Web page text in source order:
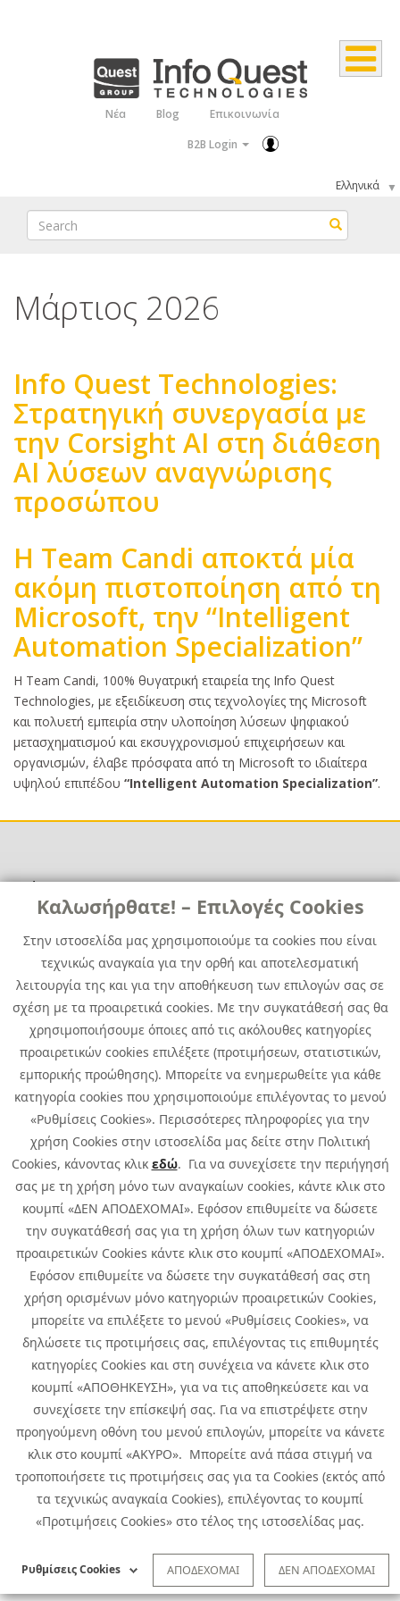
Καλωσήρθατε! – Επιλογές Cookies
Στην ιστοσελίδα μας χρησιμοποιούμε τα cookies που είναι
τεχνικώς αναγκαία για την ορθή και αποτελεσματική
λειτουργία της και για την αποθήκευση των επιλογών σας σε
σχέση με τα προαιρετικά cookies. Με την συγκατάθεσή σας θα
χρησιμοποιήσουμε όποιες από τις ακόλουθες κατηγορίες
προαιρετικών cookies επιλέξετε (προτιμήσεων, στατιστικών,
εμπορικής προώθησης). Μπορείτε να ενημερωθείτε για κάθε
κατηγορία cookies που χρησιμοποιούμε επιλέγοντας το μενού
«Ρυθμίσεις Cookies». Περισσότερες πληροφορίες για την
χρήση Cookies στην ιστοσελίδα μας δείτε στην Πολιτική
Cookies, κάνοντας κλικ εδώ. Για να συνεχίσετε την περιήγησή
σας με τη χρήση μόνο των αναγκαίων cookies, κάντε κλικ στο
κουμπί «ΔΕΝ ΑΠΟΔΕΧΟΜΑΙ». Εφόσον επιθυμείτε να δώσετε
την συγκατάθεσή σας για τη χρήση όλων των κατηγοριών
προαιρετικών Cookies κάντε κλικ στο κουμπί «ΑΠΟΔΕΧΟΜΑΙ».
Εφόσον επιθυμείτε να δώσετε την συγκατάθεσή σας στη
χρήση ορισμένων μόνο κατηγοριών προαιρετικών Cookies,
μπορείτε να επιλέξετε το μενού «Ρυθμίσεις Cookies», να
δηλώσετε τις προτιμήσεις σας, επιλέγοντας τις επιθυμητές
κατηγορίες Cookies και στη συνέχεια να κάνετε κλικ στο
κουμπί «ΑΠΟΘΗΚΕΥΣΗ», για να τις αποθηκεύσετε και να
συνεχίσετε την επίσκεψή σας. Για να επιστρέψετε στην
προηγούμενη οθόνη του μενού επιλογών, μπορείτε να κάνετε
κλικ στο κουμπί «ΑΚΥΡΟ». Μπορείτε ανά πάσα στιγμή να
τροποποιήσετε τις προτιμήσεις σας για τα Cookies (εκτός από
τα τεχνικώς αναγκαία Cookies), επιλέγοντας το κουμπί
«Προτιμήσεις Cookies» στο τέλος της ιστοσελίδας μας.
ΔΕΝ ΑΠΟΔΕΧΟΜΑΙ
ΑΠΟΔΕΧΟΜΑΙ
Ρυθμίσεις Cookies
Νέα Blog
Επικοινωνία
B2B Login
Select
your
language
Search Search
Μάρτιος 2026
Info Quest Technologies:
Στρατηγική συνεργασία με
την Corsight AI στη διάθεση
ΑΙ λύσεων αναγνώρισης
προσώπου
κείμενο
H Team Candi αποκτά μία
ακόμη πιστοποίηση από τη
Microsoft, την “Intelligent
Automation Specialization”
Κυρίως
κείμενο
Η Team Candi, 100% θυγατρική εταιρεία της Info Quest
Technologies, με εξειδίκευση στις τεχνολογίες της Microsoft
και πολυετή εμπειρία στην υλοποίηση λύσεων ψηφιακού
μετασχηματισμού και εκσυγχρονισμού επιχειρήσεων και
οργανισμών, έλαβε πρόσφατα από τη Microsoft το ιδιαίτερα
υψηλού επιπέδου “Intelligent Automation Specialization”.
Χρήσιμα
Χρήσιμα
Επικοινωνία
Media Kit
Καριέρα
Όμιλος Quest
Site Map
Copyright © 2026 Infoquest.gr Με επιφύλαξη κάθε νόμιμου δικαιώματος.
Πολιτική Cookies Προτιμήσεις Cookies | Όροι Χρήσης
Πολιτική Απορρήτου: Για να ενημερωθείτε σχετικά με την επεξεργασία
προσωπικών δεδομένων πατήστεεδώ .
Ειδική Δήλωση CCTV
Ειδική Δήλωση Απορρήτου Υποβολής